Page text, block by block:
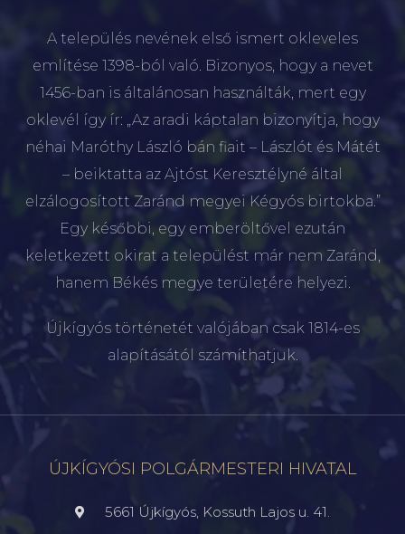
A település nevének első ismert okleveles
említése 1398-ból való. Bizonyos, hogy a nevet
1456-ban is általánosan használták, mert egy
oklevél így ír: „Az aradi káptalan bizonyítja, hogy
néhai Maróthy László bán fiait – Lászlót és Mátét
– beiktatta az Ajtóst Keresztélyné által
elzálogosított Zaránd megyei Kégyós birtokba.”
Egy későbbi, egy emberöltővel ezután
keletkezett okirat a települést már nem Zaránd,
hanem Békés megye területére helyezi.
Újkígyós történetét valójában csak 1814-es
alapításától számíthatjuk.
ÚJKÍGYÓSI POLGÁRMESTERI HIVATAL
5661 Újkígyós, Kossuth Lajos u. 41.